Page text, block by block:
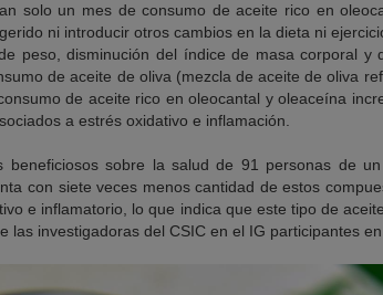
solo un mes de consumo de aceite rico en
ni introducir otros cambios en la dieta ni
peso, disminución del índice de masa corporal y
de aceite de oliva (mezcla de aceite de oliva
de aceite rico en oleocantal y oleaceína
a estrés oxidativo e inflamación.
beneficiosos sobre la salud de 91 personas de
con siete veces menos cantidad de estos
e inflamatorio, lo que indica que este tipo de
las investigadoras del CSIC en el IG participantes en